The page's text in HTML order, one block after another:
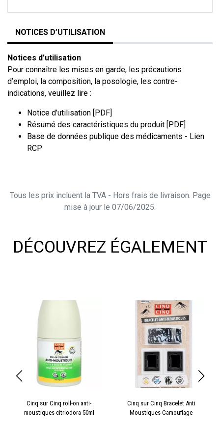
NOTICES D’UTILISATION
Notices d’utilisation
Pour connaître les mises en garde, les précautions
d’emploi, la composition, la posologie, les contre-
indications, veuillez lire :
Notice d’utilisation [PDF]
Résumé des caractéristiques du produit [PDF]
Base de données publique des médicaments - Lien
RCP
Tous les prix incluent la TVA - Hors frais de livraison. Page
mise à jour le 07/06/2025.
DÉCOUVREZ ÉGALEMENT
Cinq sur Cinq roll-on anti-
moustiques citriodora 50ml
Cinq sur Cinq Bracelet Anti
Moustiques Camouflage